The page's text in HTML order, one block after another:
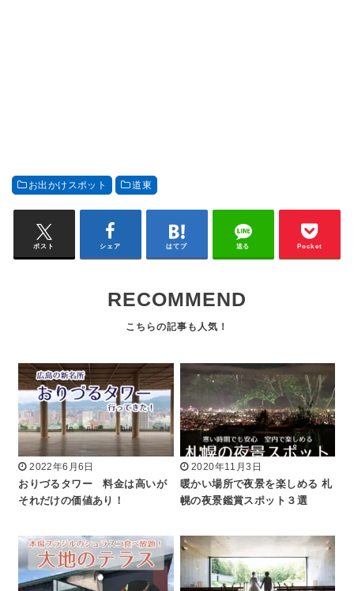
お出かけスポット 道東
ポスト シェア はてブ 送る Pocket
RECOMMEND
2022年6月6日
おりづるタワー 料金は高いが
それだけの価値あり！
2020年11月3日
暖かい場所で夜景を楽しめる 札
幌の夜景鑑賞スポット３選